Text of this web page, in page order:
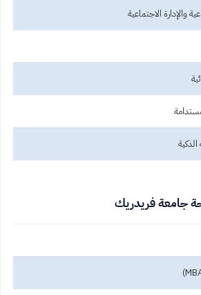
والإدارة الاجتماعية
جامعة فريدريك